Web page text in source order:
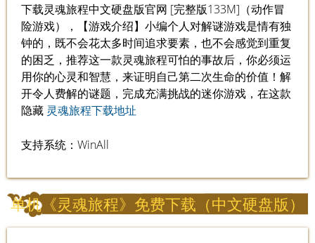
下载灵魂旅程中文硬盘版官网 [完整版133M]（动作冒
险游戏），【游戏介绍】小编个人对解谜游戏是情有独
钟的，既不会花太多时间追求要素，也不会感觉到重复
的困乏，推荐这一款灵魂旅程可怕的事故后，你必须运
用你的心灵和智慧，来证明自己第二次生命的价值！解
开令人费解的谜题，完成充满挑战的迷你游戏，在这款
隐藏 灵魂旅程下载地址
支持系统：WinAll
单机《灵魂旅程》免费下载（中文硬盘版）